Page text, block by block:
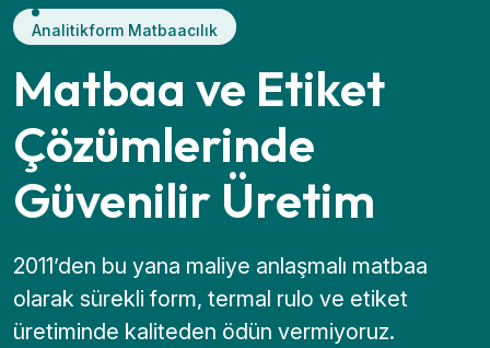
Analitikform Matbaacılık
Matbaa ve Etiket
Çözümlerinde
Güvenilir Üretim
2011’den bu yana maliye anlaşmalı matbaa
olarak sürekli form, termal rulo ve etiket
üretiminde kaliteden ödün vermiyoruz.